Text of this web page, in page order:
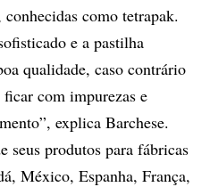
como tetrapak.
e a pastilha
qualidade, caso contrário
com impurezas e
explica Barchese.
seus produtos para fábricas
México, Espanha, França,